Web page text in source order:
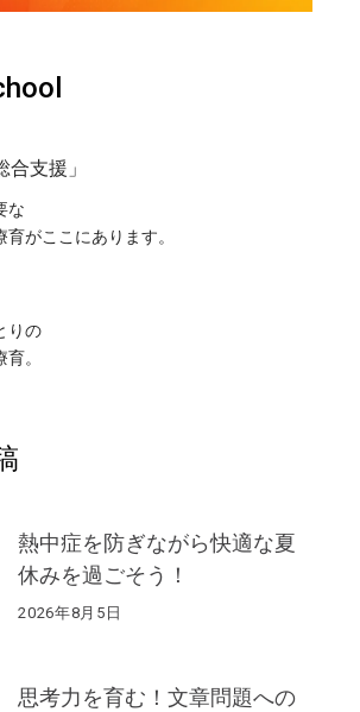
合支援」
な
がここにあります。
りの
。
熱中症を防ぎながら快適な夏
休みを過ごそう！
2026年8月5日
思考力を育む！文章問題への